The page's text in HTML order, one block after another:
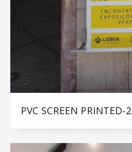
PVC SCREEN PRINTED-2